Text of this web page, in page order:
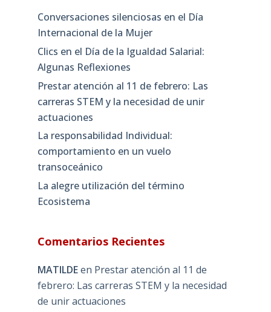
Conversaciones silenciosas en el Día
Internacional de la Mujer
Clics en el Día de la Igualdad Salarial:
Algunas Reflexiones
Prestar atención al 11 de febrero: Las
carreras STEM y la necesidad de unir
actuaciones
La responsabilidad Individual:
comportamiento en un vuelo
transoceánico
La alegre utilización del término
Ecosistema
Comentarios Recientes
MATILDEen Prestar atención al 11 de
febrero: Las carreras STEM y la necesidad
de unir actuaciones